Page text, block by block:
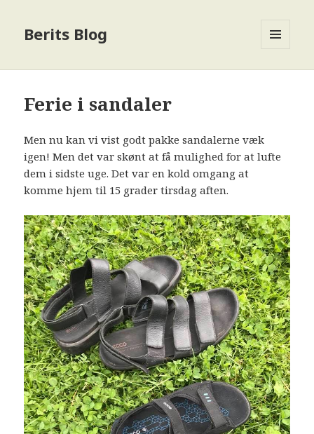
Berits Blog
Ferie i sandaler
Men nu kan vi vist godt pakke sandalerne væk
igen! Men det var skønt at få mulighed for at lufte
dem i sidste uge. Det var en kold omgang at
komme hjem til 15 grader tirsdag aften.